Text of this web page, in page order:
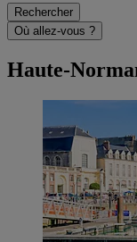
Rechercher
Où allez-vous ?
Haute-